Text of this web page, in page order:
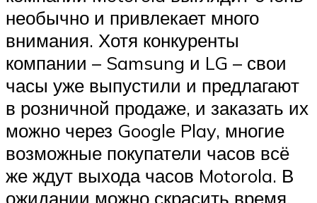
необычно и привлекает много
внимания. Хотя конкуренты
компании – Samsung и LG – свои
часы уже выпустили и предлагают
в розничной продаже, и заказать их
можно через Google Play, многие
возможные покупатели часов всё
же ждут выхода часов Motorola. В
ожидании можно скрасить время,